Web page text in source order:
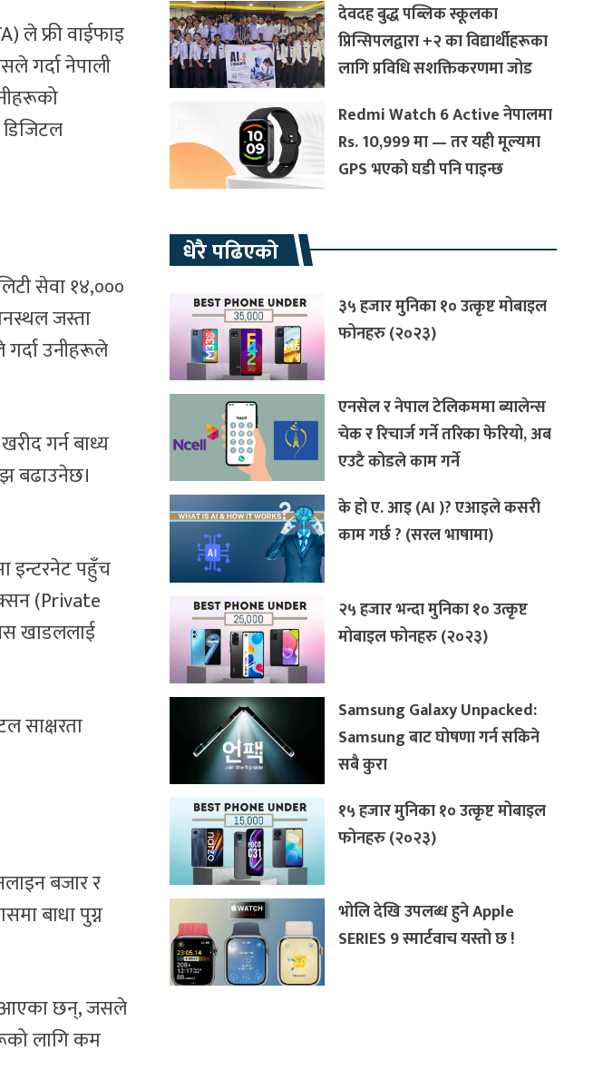
ले फ्री वाईफाइ
गर्दा नेपाली
सेवा १४,०००
जस्ता
उनीहरूले
गर्न बाध्य
बढाउनेछ।
इन्टरनेट पहुँच
(Private
खाडललाई
साक्षरता
बजार र
बाधा पुग्न
आएका छन्, जसले
लागि कम
देवदह बुद्ध पब्लिक स्कूलका
प्रिन्सिपलद्वारा +२ का विद्यार्थीहरूका
लागि प्रविधि सशक्तिकरणमा जोड
Redmi Watch 6 Active नेपालमा
Rs. 10,999 मा — तर यही मूल्यमा
GPS भएको घडी पनि पाइन्छ
धेरै पढिएको
३५ हजार मुनिका १० उत्कृष्ट मोबाइल
फोनहरु (२०२३)
एनसेल र नेपाल टेलिकममा ब्यालेन्स
चेक र रिचार्ज गर्ने तरिका फेरियो, अब
एउटै कोडले काम गर्ने
के हो ए. आइ (AI )? एआइले कसरी
काम गर्छ ? (सरल भाषामा)
२५ हजार भन्दा मुनिका १० उत्कृष्ट
मोबाइल फोनहरु (२०२३)
Samsung Galaxy Unpacked:
Samsung बाट घोषणा गर्न सकिने
सबै कुरा
१५ हजार मुनिका १० उत्कृष्ट मोबाइल
फोनहरु (२०२३)
भोलि देखि उपलब्ध हुने Apple
SERIES 9 स्मार्टवाच यस्तो छ !